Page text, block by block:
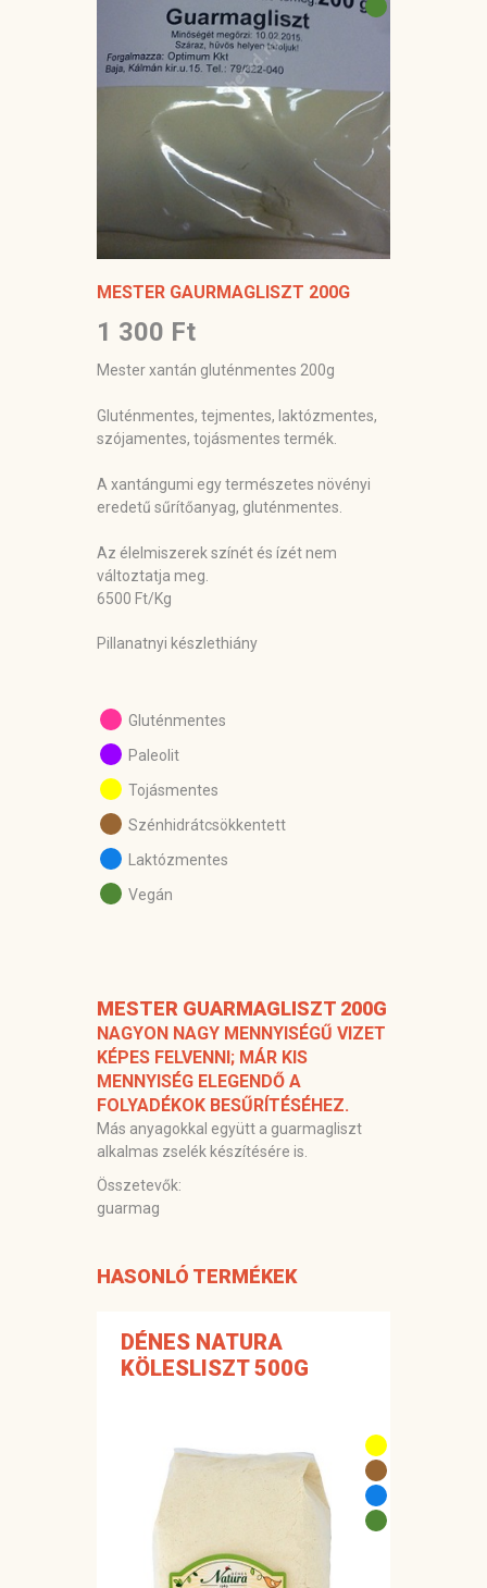
MESTER GAURMAGLISZT 200G
1 300 Ft
Mester xantán gluténmentes 200g
Gluténmentes, tejmentes, laktózmentes,
szójamentes, tojásmentes termék.
A xantángumi egy természetes növényi
eredetű sűrítőanyag, gluténmentes.
Az élelmiszerek színét és ízét nem
változtatja meg.
6500 Ft/Kg
Pillanatnyi készlethiány
Gluténmentes
Paleolit
Tojásmentes
Szénhidrátcsökkentett
Laktózmentes
Vegán
MESTER GUARMAGLISZT 200G
NAGYON NAGY MENNYISÉGŰ VIZET
KÉPES FELVENNI; MÁR KIS
MENNYISÉG ELEGENDŐ A
FOLYADÉKOK BESŰRÍTÉSÉHEZ.
Más anyagokkal együtt a guarmagliszt
alkalmas zselék készítésére is.
Összetevők:
guarmag
HASONLÓ TERMÉKEK
DÉNES NATURA
KÖLESLISZT 500G